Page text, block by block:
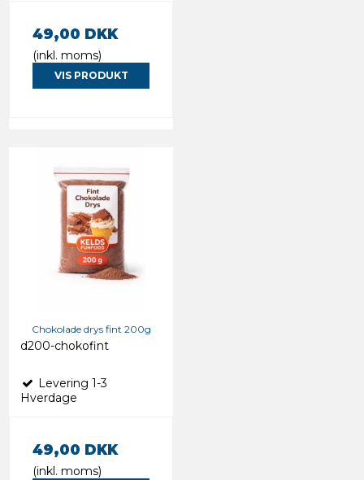
49,00 DKK
(inkl. moms)
VIS PRODUKT
Chokolade drys fint 200g
d200-chokofint
Levering 1-3
Hverdage
49,00 DKK
(inkl. moms)